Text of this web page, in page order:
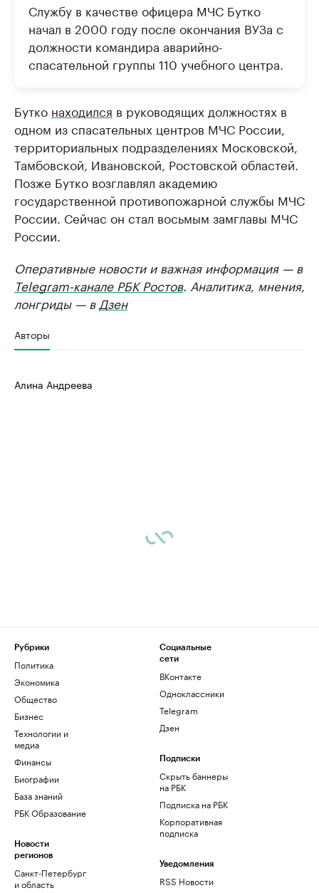
Службу в качестве офицера МЧС Бутко
начал в 2000 году после окончания ВУЗа с
должности командира аварийно-
спасательной группы 110 учебного центра.
Бутко находился в руководящих должностях в
одном из спасательных центров МЧС России,
территориальных подразделениях Московской,
Тамбовской, Ивановской, Ростовской областей.
Позже Бутко возглавлял академию
государственной противопожарной службы МЧС
России. Сейчас он стал восьмым замглавы МЧС
России.
Оперативные новости и важная информация — в
Telegram-канале РБК Ростов. Аналитика, мнения,
лонгриды — в Дзен
Авторы
Алина Андреева
Рубрики
Политика
Экономика
Общество
Бизнес
Технологии и
медиа
Финансы
Биографии
База знаний
РБК Образование
Новости
регионов
Санкт-Петербург
и область
Социальные
сети
ВКонтакте
Одноклассники
Telegram
Дзен
Подписки
Скрыть баннеры
на РБК
Подписка на РБК
Корпоративная
подписка
Уведомления
RSS Новости